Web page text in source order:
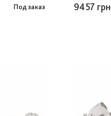
Под заказ 9457 грн